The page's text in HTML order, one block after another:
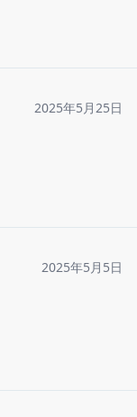
2025年5月25日
2025年5月5日